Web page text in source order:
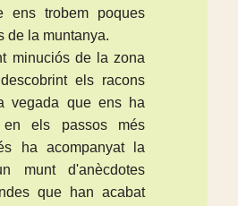
ens trobem poques
de la muntanya.
minuciós de la zona
els racons
vegada que ens ha
en els passos més
ha acompanyat la
munt d'anècdotes
que han acabat